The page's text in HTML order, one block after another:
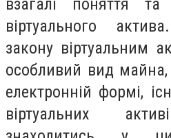
взагалі поняття та
віртуального
закону віртуальним
особливий вид
електронній формі,
віртуальних